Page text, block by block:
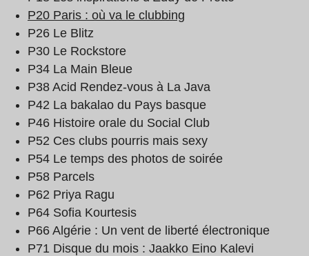
P20 Paris : où va le clubbing
P26 Le Blitz
P30 Le Rockstore
P34 La Main Bleue
P38 Acid Rendez-vous à La Java
P42 La bakalao du Pays basque
P46 Histoire orale du Social Club
P52 Ces clubs pourris mais sexy
P54 Le temps des photos de soirée
P58 Parcels
P62 Priya Ragu
P64 Sofia Kourtesis
P66 Algérie : Un vent de liberté électronique
P71 Disque du mois : Jaakko Eino Kalevi